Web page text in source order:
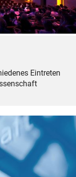
Eintreten